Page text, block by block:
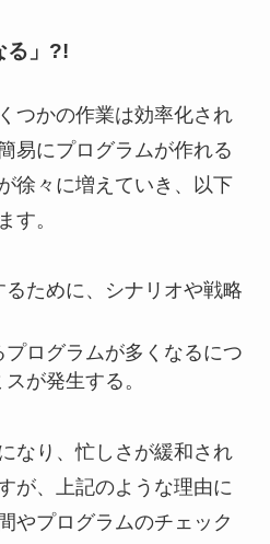
る」?!
つかの作業は効率化され
易にプログラムが作れる
徐々に増えていき、以下
す。
ために、シナリオや戦略
ログラムが多くなるにつ
が発生する。
なり、忙しさが緩和され
が、上記のような理由に
やプログラムのチェック